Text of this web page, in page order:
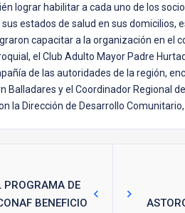
lograr habilitar a cada uno de los
estados de salud en sus domicilios,
capacitar a la organización en el
el Club Adulto Mayor Padre
de las autoridades de la región,
Balladares y el Coordinador Regional
la Dirección de Desarrollo Comunitario,
PROGRAMA DE
BENEFICIO